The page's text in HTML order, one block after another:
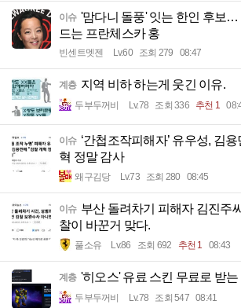
이슈 '맘다니 돌풍' 잇는 한인 후보…
드는 프란체스카 홍
빈센트멧젠 Lv.60 조회 279 08:47
계층 지역 비하 하는게 웃긴 이유.
두부두꺼비 Lv.78 조회 336 추천 1
이슈 ‘간첩조작피해자’ 유우성, 김
혁 정말 감사
왜구김당 Lv.73 조회 280 08:45
이슈 부산 돌려차기 피해자 김진주
찰이 바꾼거 맞다.
풀소유 Lv.86 조회 692 추천 1 08:43
계층 '히오스' 유료 스킨 무료로 받는
두부두꺼비 Lv.78 조회 547 08:41